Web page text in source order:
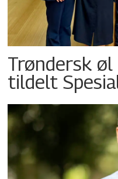
Trøndersk
tildelt